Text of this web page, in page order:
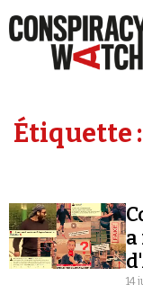
Étiquette :
14